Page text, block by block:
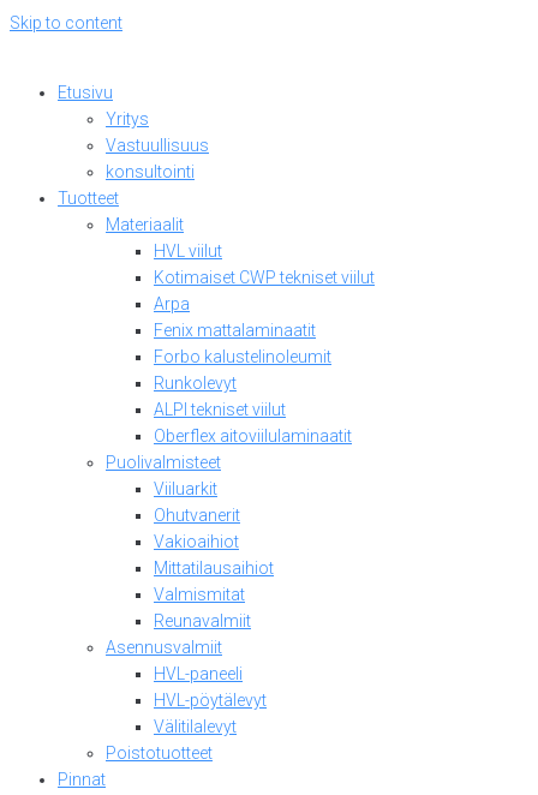
Skip to content
Etusivu
Yritys
Vastuullisuus
konsultointi
Tuotteet
Materiaalit
HVL viilut
Kotimaiset CWP tekniset viilut
Arpa
Fenix mattalaminaatit
Forbo kalustelinoleumit
Runkolevyt
ALPI tekniset viilut
Oberflex aitoviilulaminaatit
Puolivalmisteet
Viiluarkit
Ohutvanerit
Vakioaihiot
Mittatilausaihiot
Valmismitat
Reunavalmiit
Asennusvalmiit
HVL-paneeli
HVL-pöytälevyt
Välitilalevyt
Poistotuotteet
Pinnat